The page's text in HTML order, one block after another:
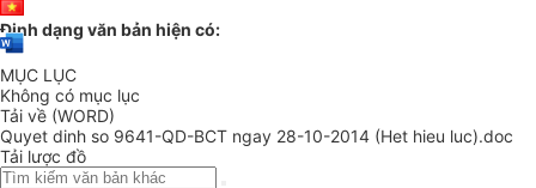
Định dạng văn bản hiện có:
MỤC LỤC
Không có mục lục
Tải về (WORD)
Quyet dinh so 9641-QD-BCT ngay 28-10-2014 (Het hieu luc).doc
Tải lược đồ